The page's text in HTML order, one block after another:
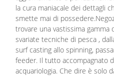
la cura maniacale dei dettagli
smette mai di
trovare una vastissima
svariate tecniche di pesca ,
surf casting allo spinning,
feeder. Il tutto accompagnato
acquariologia. Che dire è solo